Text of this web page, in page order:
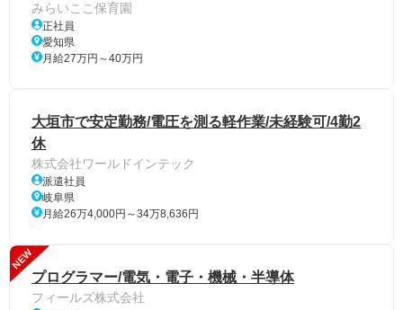
みらいここ保育園
正社員
愛知県
月給27万円～40万円
大垣市で安定勤務/電圧を測る軽作業/未経験可/4勤2
休
株式会社ワールドインテック
派遣社員
岐阜県
月給26万4,000円～34万8,636円
NEW
プログラマー/電気・電子・機械・半導体
フィールズ株式会社